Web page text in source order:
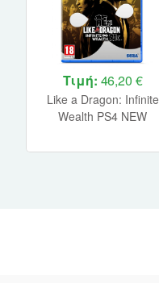
Τιμή: 46,20 €
Like a Dragon: Infinite
Wealth PS4 NEW